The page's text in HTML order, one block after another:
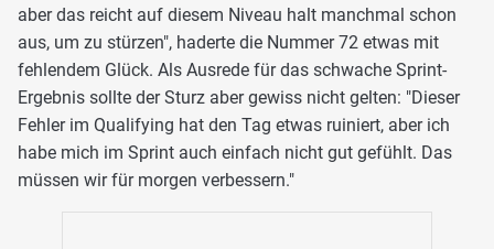
aber das reicht auf diesem Niveau halt manchmal schon
aus, um zu stürzen", haderte die Nummer 72 etwas mit
fehlendem Glück. Als Ausrede für das schwache Sprint-
Ergebnis sollte der Sturz aber gewiss nicht gelten: "Dieser
Fehler im Qualifying hat den Tag etwas ruiniert, aber ich
habe mich im Sprint auch einfach nicht gut gefühlt. Das
müssen wir für morgen verbessern."